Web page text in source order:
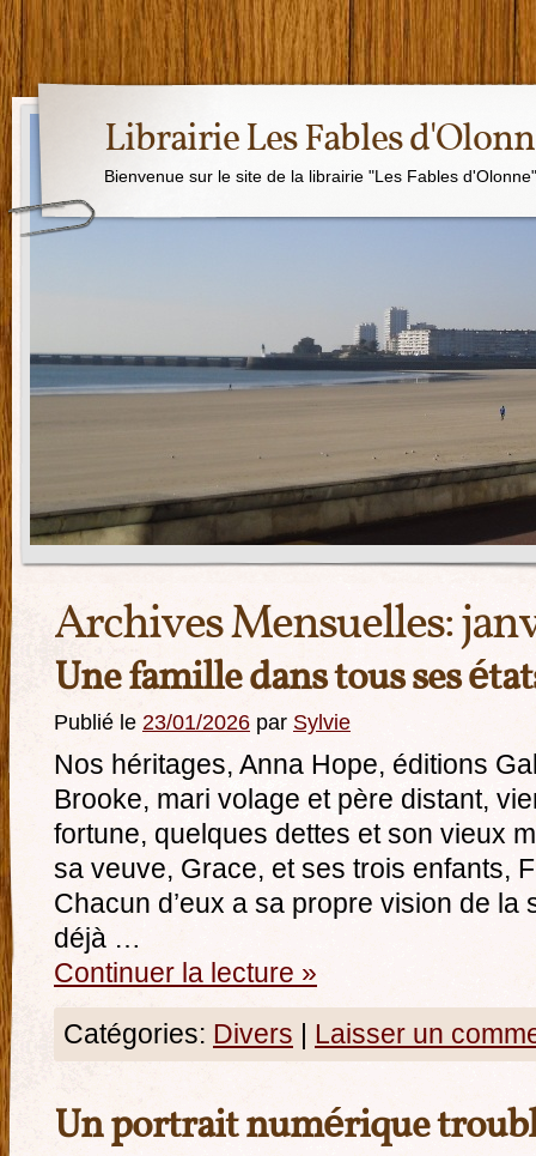
Librairie Les Fables
Bienvenue sur le site de la librairie "Les Fables
Archives Mensuelles:
Une famille dans tous ses
Publié le 23/01/2026 par Sylvie
Nos héritages, Anna Hope, éditions
Brooke, mari volage et père distant,
fortune, quelques dettes et son vieux
sa veuve, Grace, et ses trois enfants,
Chacun d’eux a sa propre vision de la
déjà …
Continuer la lecture »
Catégories: Divers | Laisser un
Un portrait numérique